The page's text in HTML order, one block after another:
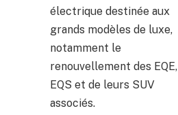
électrique destinée aux
grands modèles de luxe,
notamment le
renouvellement des EQE,
EQS et de leurs SUV
associés.